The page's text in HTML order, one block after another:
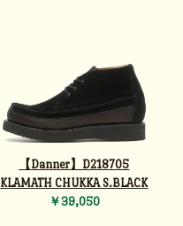
【Danner】D218705
KLAMATH CHUKKA S.BLACK
￥39,050